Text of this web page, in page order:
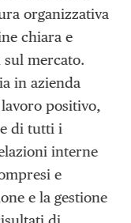
organizzativa
chiara e
sul mercato.
in azienda
positivo,
di tutti i
interne
e
e la gestione